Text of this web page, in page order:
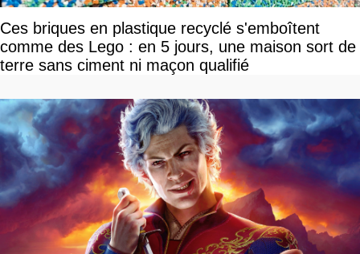
Ces briques en plastique recyclé s'emboîtent
comme des Lego : en 5 jours, une maison sort de
terre sans ciment ni maçon qualifié